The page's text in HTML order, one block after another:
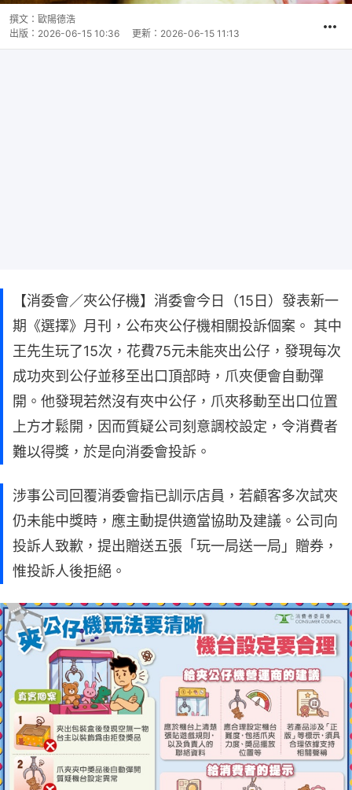
撰文： 歐陽德浩
出版： 2026-06-15 10:36 更新： 2026-06-15 11:13
【消委會／夾公仔機】消委會今日（15日）發表新一
期《選擇》月刊，公布夾公仔機相關投訴個案。 其中
王先生玩了15次，花費75元未能夾出公仔，發現每次
成功夾到公仔並移至出口頂部時，爪夾便會自動彈
開。他發現若然沒有夾中公仔，爪夾移動至出口位置
上方才鬆開，因而質疑公司刻意調校設定，令消費者
難以得獎，於是向消委會投訴。
涉事公司回覆消委會指已訓示店員，若顧客多次試夾
仍未能中獎時，應主動提供適當協助及建議。公司向
投訴人致歉，提出贈送五張「玩一局送一局」贈券，
惟投訴人後拒絕。